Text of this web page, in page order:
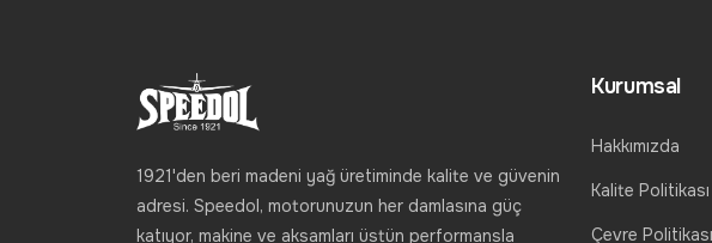
1921'den beri madeni yağ üretiminde kalite ve güvenin
adresi. Speedol, motorunuzun her damlasına güç
katıyor, makine ve aksamları üstün performansla
Kurumsal
Hakkımızda
Kalite Politikası
Çevre Politikası